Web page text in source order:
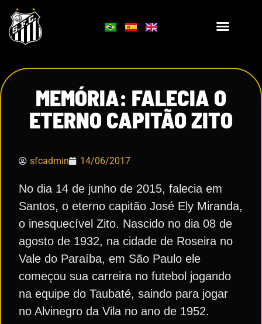
MEMÓRIA: FALECIA O
ETERNO CAPITÃO ZITO
sfcadmin 14/06/2017
No dia 14 de junho de 2015, falecia em
Santos, o eterno capitão José Ely Miranda,
o inesquecível Zito. Nascido no dia 08 de
agosto de 1932, na cidade de Roseira no
Vale do Paraíba, em São Paulo ele
começou sua carreira no futebol jogando
na equipe do Taubaté, saindo para jogar
no Alvinegro da Vila no ano de 1952.